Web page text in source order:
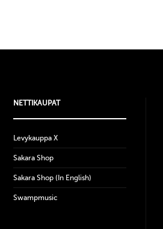
NETTIKAUPAT
Levykauppa X
Sakara Shop
Sakara Shop (In English)
Swampmusic